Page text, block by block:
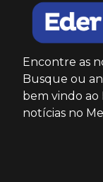
Encontre as
Busque ou
bem vindo ao
notícias no